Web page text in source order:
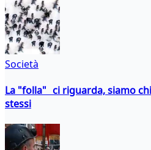
Società
La "folla" ci riguarda, siamo
stessi